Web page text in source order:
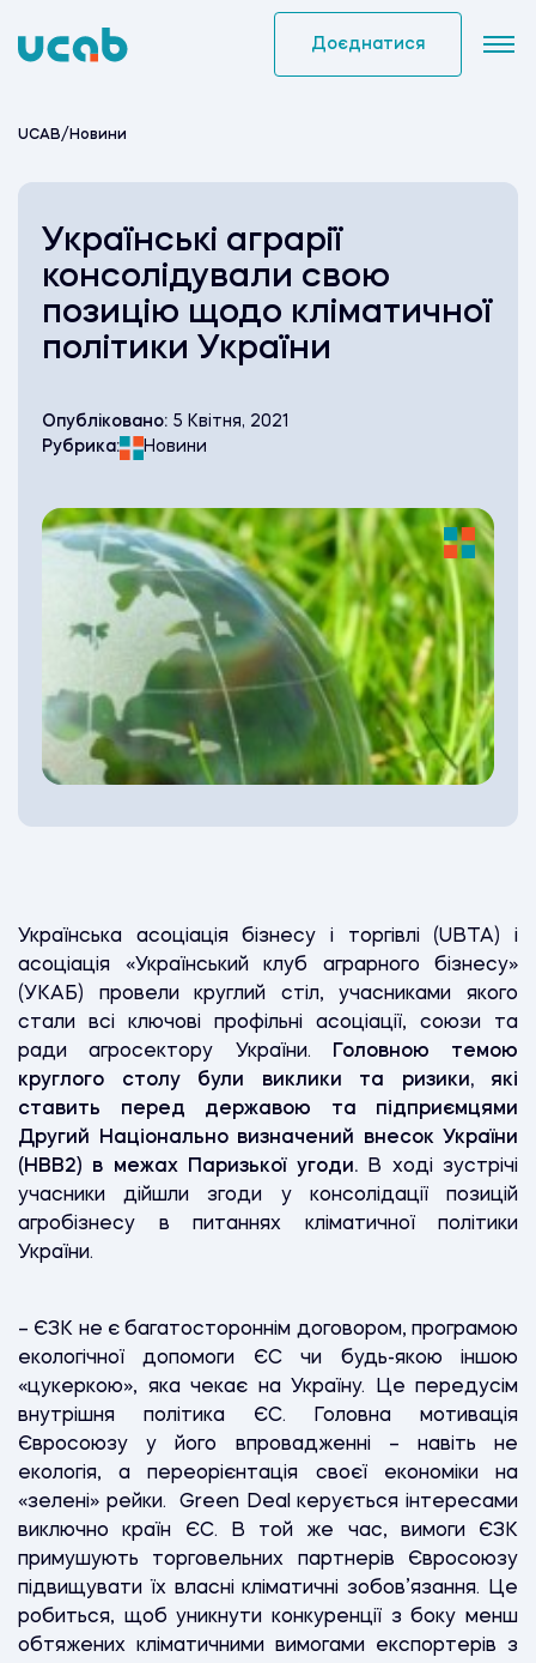
to
Доєднатися
UCAB/ Новини
Українські аграрії
консолідували свою
позицію щодо кліматичної
політики України
Опубліковано: 5 Квітня, 2021
Рубрика:
Новини
Українська асоціація бізнесу і торгівлі (UBTA) і
асоціація «Український клуб аграрного бізнесу»
(УКАБ) провели круглий стіл, учасниками якого
стали всі ключові профільні асоціації, союзи та
ради агросектору України.
Головною темою
круглого столу були виклики та ризики, які
ставить перед державою та підприємцями
Другий Національно визначений внесок України
(НВВ2) в межах Паризької угоди.В ході зустрічі
учасники дійшли згоди у консолідації позицій
агробізнесу в питаннях кліматичної політики
України.
– ЄЗК не є багатостороннім договором, програмою
екологічної допомоги ЄС чи будь-якою іншою
«цукеркою», яка чекає на Україну. Це передусім
внутрішня політика ЄС. Головна мотивація
Євросоюзу у його впровадженні – навіть не
екологія, а переорієнтація своєї економіки на
«зелені» рейки. Green Deal керується інтересами
виключно країн ЄС. В той же час, вимоги ЄЗК
примушують торговельних партнерів Євросоюзу
підвищувати їх власні кліматичні зобов’язання. Це
робиться, щоб уникнути конкуренції з боку менш
обтяжених кліматичними вимогами експортерів з